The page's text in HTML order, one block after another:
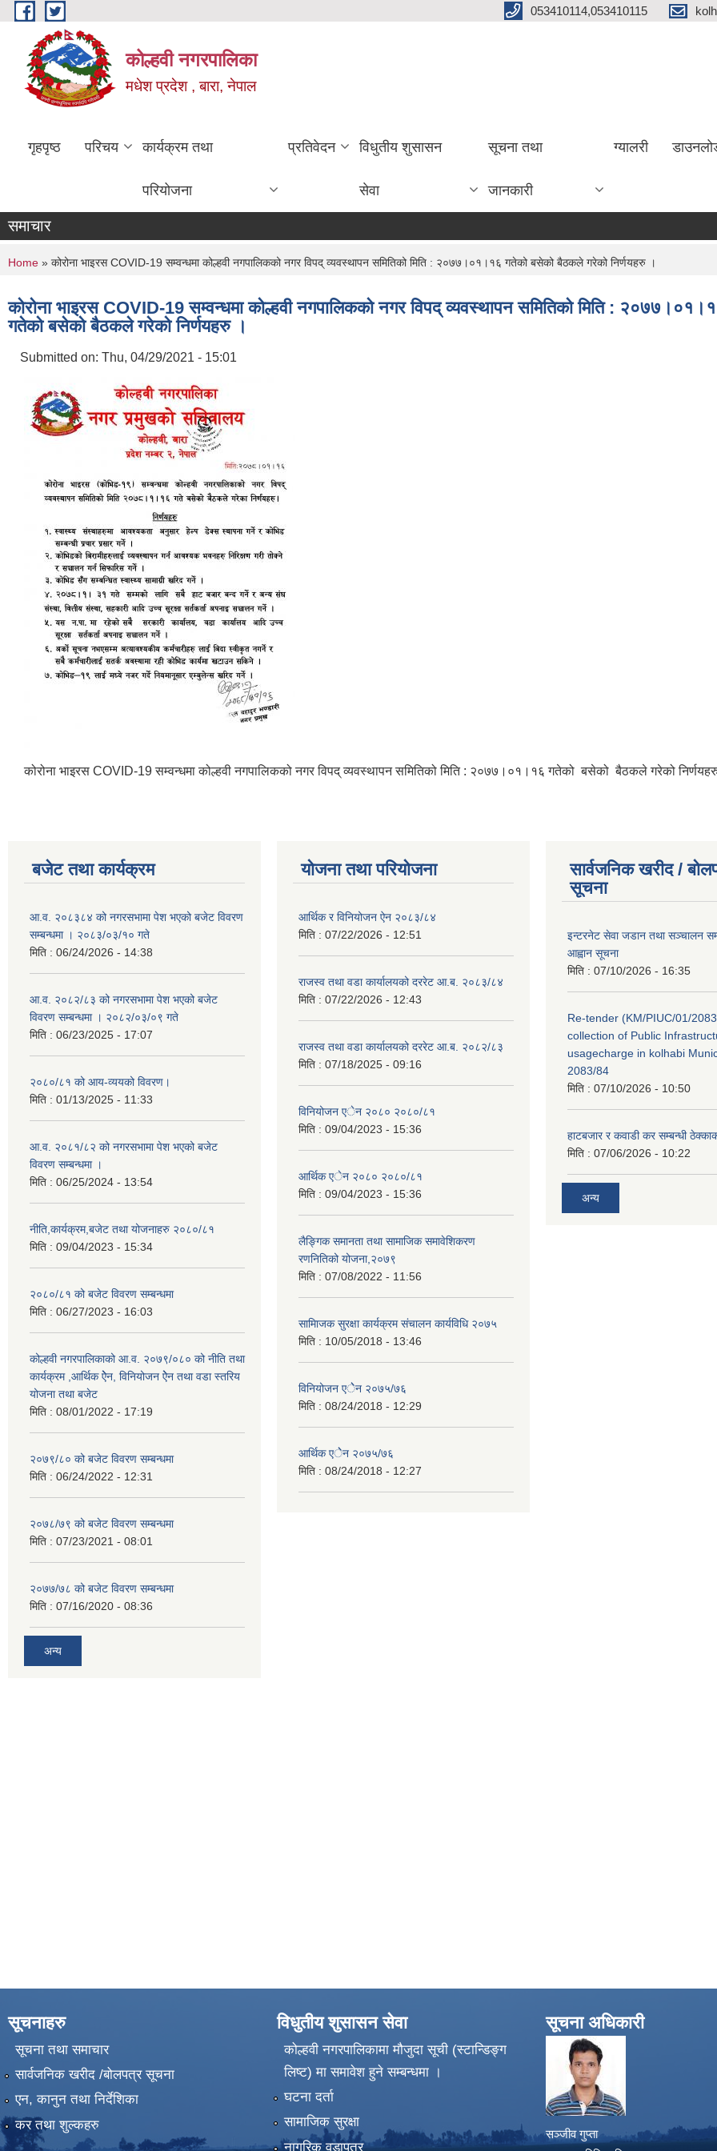
Skip to main content 053410114,053410115
कोल्हवी नगरपालिका
मधेश प्रदेश , बारा, नेपाल
गृहपृष्ठ परिचय कार्यक्रम तथा
परियोजना
प्रतिवेदन विधुतीय शुसासन
सेवा
सूचना तथा
जानकारी
ग्यालरी
समाचार
You are here
Home » कोरोना भाइरस COVID-19 सम्वन्धमा कोल्हवी नगपालिकको नगर विपद् व्यवस्थापन समितिको मिति : २०७७।०१।१६ गतेको बसेको बैठकले गरेको निर्णयहरु ।
कोरोना भाइरस COVID-19 सम्वन्धमा कोल्हवी नगपालिकको नगर विपद् व्यवस्थापन समितिको मिति :
गतेको बसेको बैठकले गरेको निर्णयहरु ।
Submitted on: Thu, 04/29/2021 - 15:01
कोरोना भाइरस COVID-19 सम्वन्धमा कोल्हवी नगपालिकको नगर विपद् व्यवस्थापन समितिको मिति : २०७७।०१।१६ गतेको बसेको बैठकले गरेको
बजेट तथा कार्यक्रम
आ.व. २०८३८४ को नगरसभामा पेश भएको बजेट विवरण
सम्बन्धमा । २०८३/०३/१० गते
मिति : 06/24/2026 - 14:38
आ.व. २०८२/८३ को नगरसभामा पेश भएको बजेट
विवरण सम्बन्धमा । २०८२/०३/०९ गते
मिति : 06/23/2025 - 17:07
२०८०/८१ को आय-व्ययको विवरण।
मिति : 01/13/2025 - 11:33
आ.व. २०८१/८२ को नगरसभामा पेश भएको बजेट
विवरण सम्बन्धमा ।
मिति : 06/25/2024 - 13:54
नीति,कार्यक्रम,बजेट तथा योजनाहरु २०८०/८१
मिति : 09/04/2023 - 15:34
२०८०/८१ को बजेट विवरण सम्बन्धमा
मिति : 06/27/2023 - 16:03
कोल्हवी नगरपालिकाको आ.व. २०७९/०८० को नीति तथा
कार्यक्रम ,आर्थिक ऐेन, विनियोजन ऐेन तथा वडा स्तरिय
योजना तथा बजेट
मिति : 08/01/2022 - 17:19
२०७९/८० को बजेट विवरण सम्बन्धमा
मिति : 06/24/2022 - 12:31
२०७८/७९ को बजेट विवरण सम्बन्धमा
मिति : 07/23/2021 - 08:01
२०७७/७८ को बजेट विवरण सम्बन्धमा
मिति : 07/16/2020 - 08:36
अन्य
योजना तथा परियोजना
आर्थिक र विनियोजन ऐन २०८३/८४
मिति : 07/22/2026 - 12:51
राजस्व तथा वडा कार्यालयको दररेट आ.ब. २०८३/८४
मिति : 07/22/2026 - 12:43
राजस्व तथा वडा कार्यालयको दररेट आ.ब. २०८२/८३
मिति : 07/18/2025 - 09:16
विनियोजन एेन २०८० २०८०/८१
मिति : 09/04/2023 - 15:36
आर्थिक एेन २०८० २०८०/८१
मिति : 09/04/2023 - 15:36
लैङ्गिक समानता तथा सामाजिक समावेशिकरण
रणनितिको योजना,२०७९
मिति : 07/08/2022 - 11:56
सामािजक सुरक्षा कार्यक्रम संचालन कार्यविधि २०७५
मिति : 10/05/2018 - 13:46
विनियोजन एेेन २०७५/७६
मिति : 08/24/2018 - 12:29
आर्थिक एेेन २०७५/७६
मिति : 08/24/2018 - 12:27
सार्वजनिक खरीद /
सूचना
इन्टरनेट सेवा जडान तथा सञ्चालन
आह्वान सूचना
मिति : 07/10/2026 - 16:35
Re-tender (KM/PIUC/01/
collection of Public
usagecharge in kolhabi
2083/84
मिति : 07/10/2026 - 10:50
हाटबजार र कवाडी कर सम्बन्धी
मिति : 07/06/2026 - 10:22
अन्य
सूचनाहरु
सूचना तथा समाचार
सार्वजनिक खरीद /बोलपत्र सूचना
एन, कानुन तथा निर्देशिका
कर तथा शुल्कहरु
विधुतीय शुसासन सेवा
कोल्हवी नगरपालिकामा मौजुदा सूची (स्टान्डिङ्ग
लिष्ट) मा समावेश हुने सम्बन्धमा ।
घटना दर्ता
सामाजिक सुरक्षा
नागरिक वडापत्र
सूचना अधिकारी
सञ्जीव गुप्ता